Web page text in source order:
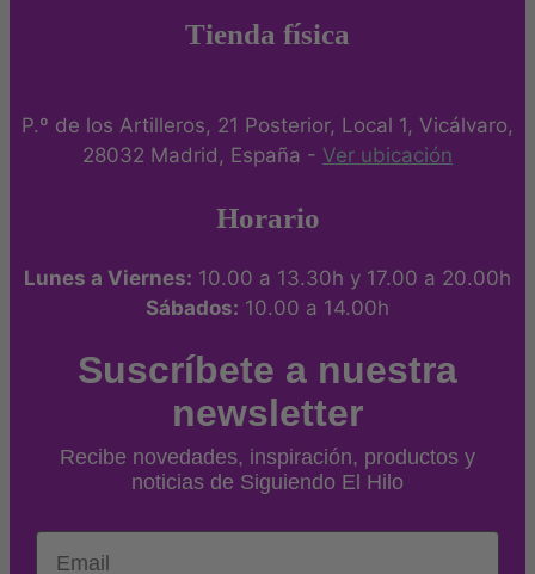
Tienda física
P.º de los Artilleros, 21 Posterior, Local 1, Vicálvaro,
28032 Madrid, España - Ver ubicación
Horario
Lunes a Viernes: 10.00 a 13.30h y 17.00 a 20.00h
Sábados: 10.00 a 14.00h
Suscríbete a nuestra
newsletter
Recibe novedades, inspiración, productos y
noticias de Siguiendo El Hilo
Email